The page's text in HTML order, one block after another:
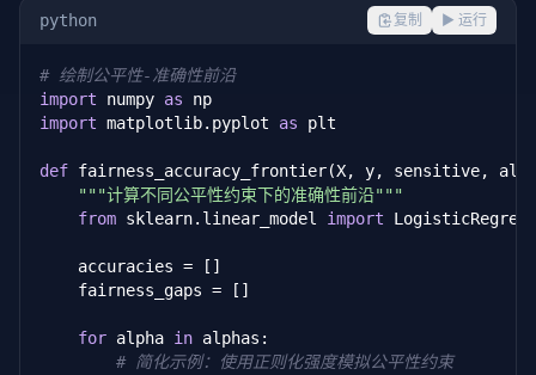
python 复制 ▶ 运行
# 绘制公平性-准确性前沿
import numpy as
import matplotlib.pyplot as plt
def fairness_accuracy_frontier(X, y, sensitive,
"""计算不同公平性约束下的准确性前沿"""
from sklearn.linear_model import
    accuracies = []
    fairness_gaps = []
for alpha in alphas:
# 简化示例：使用正则化强度模拟公平性约束